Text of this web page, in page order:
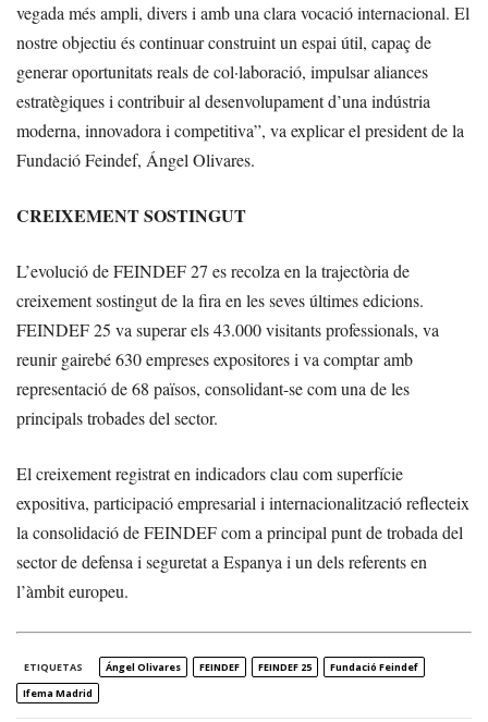
vegada més ampli, divers i amb una clara vocació internacional. El
nostre objectiu és continuar construint un espai útil, capaç de
generar oportunitats reals de col·laboració, impulsar aliances
estratègiques i contribuir al desenvolupament d’una indústria
moderna, innovadora i competitiva”, va explicar el president de la
Fundació Feindef, Ángel Olivares.
CREIXEMENT SOSTINGUT
L’evolució de FEINDEF 27 es recolza en la trajectòria de
creixement sostingut de la fira en les seves últimes edicions.
FEINDEF 25 va superar els 43.000 visitants professionals, va
reunir gairebé 630 empreses expositores i va comptar amb
representació de 68 països, consolidant-se com una de les
principals trobades del sector.
El creixement registrat en indicadors clau com superfície
expositiva, participació empresarial i internacionalització reflecteix
la consolidació de FEINDEF com a principal punt de trobada del
sector de defensa i seguretat a Espanya i un dels referents en
l’àmbit europeu.
ETIQUETAS Ángel Olivares FEINDEF FEINDEF 25
Fundació Feindef
Ifema Madrid